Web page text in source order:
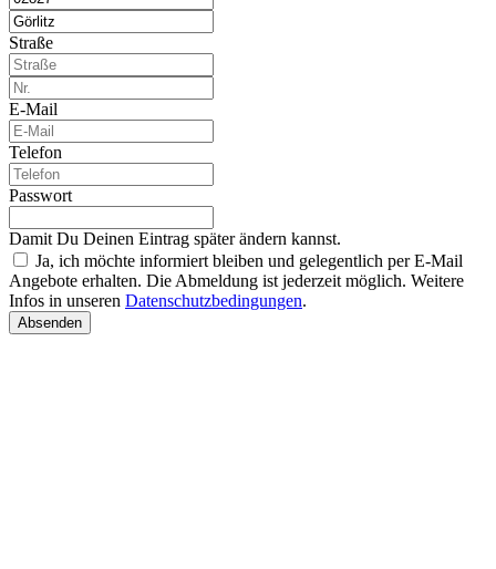
Straße
E-Mail
Telefon
Passwort
Damit Du Deinen Eintrag später ändern kannst.
Ja, ich möchte informiert bleiben und gelegentlich per E-Mail
Angebote erhalten. Die Abmeldung ist jederzeit möglich. Weitere
Infos in unseren Datenschutzbedingungen.
Absenden